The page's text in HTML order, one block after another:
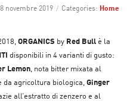
novembre 2019 / Categories: Home
ORGANICS by Red Bullè la
disponibili in 4 varianti di gusto:
Lemon, nota bitter mixata al
da agricoltura biologica, Ginger
all’estratto di zenzero e al